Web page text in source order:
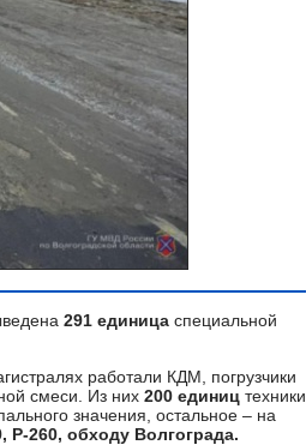
291 единица специальной
работали КДМ, погрузчики
смеси. Из них 200 единиц техники
значения, остальное – на
Р-260, обходу Волгограда.